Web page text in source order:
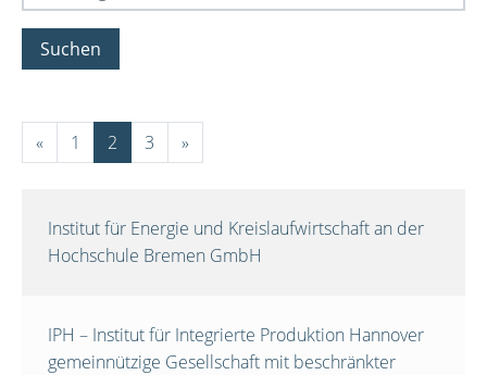
Suchen
« 1 2 3 »
Institut für Energie und Kreislaufwirtschaft an der
Hochschule Bremen GmbH
IPH – Institut für Integrierte Produktion Hannover
gemeinnützige Gesellschaft mit beschränkter